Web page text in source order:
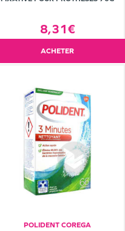
8,31€
ACHETER
POLIDENT COREGA